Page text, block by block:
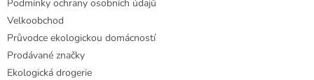
Podmínky ochrany osobních údajů
Velkoobchod
Průvodce ekologickou domácností
Prodávané značky
Ekologická drogerie